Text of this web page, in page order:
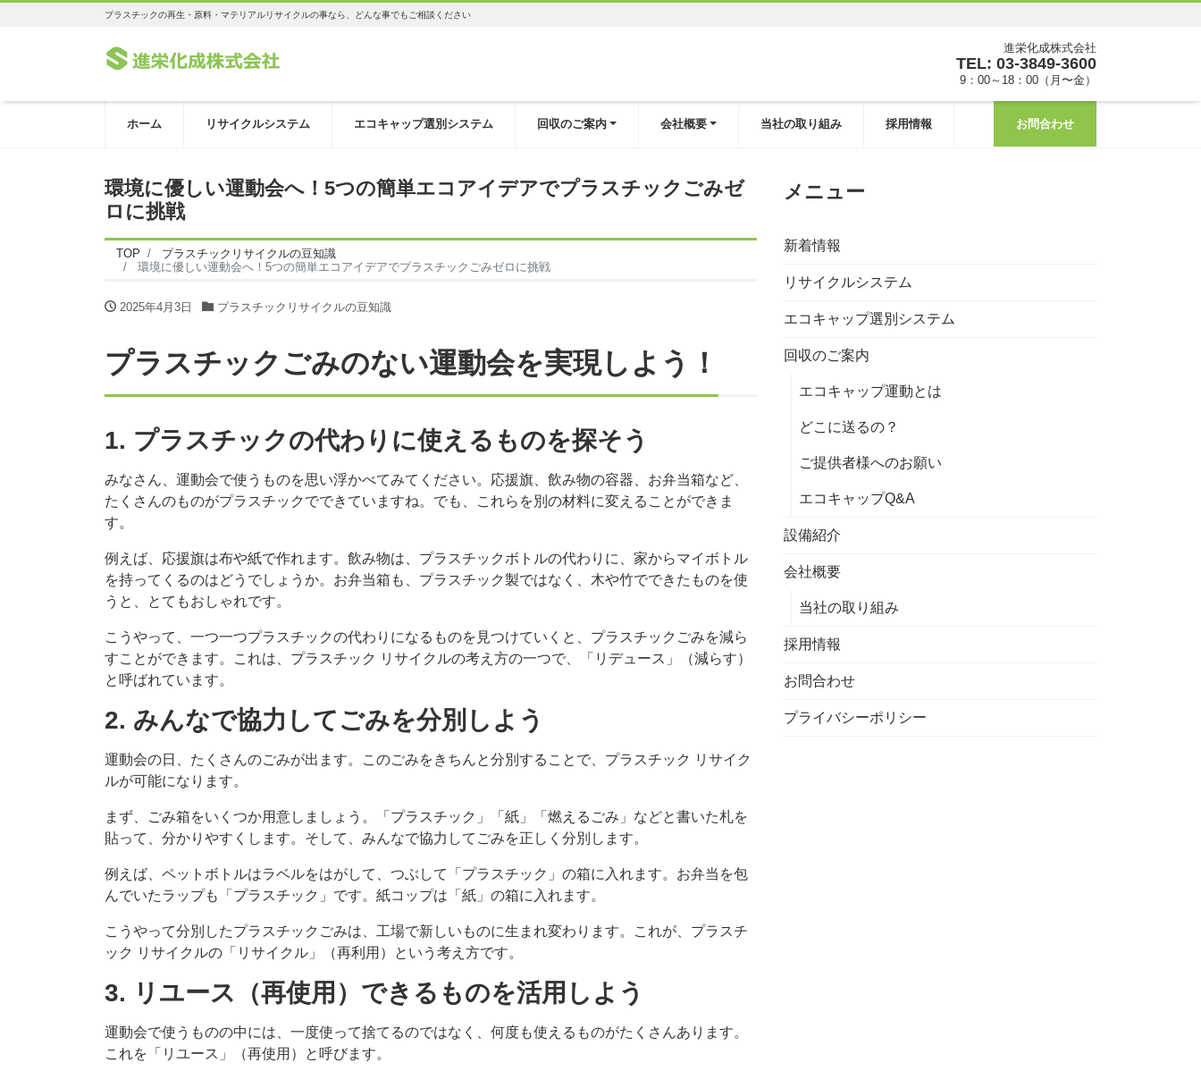
プラスチックの再生・原料・マテリアルリサイクルの事なら、どんな事でもご相談ください
進栄化成株式会社
TEL: 03-3849-3600
9：00～18：00（月〜金）
ホーム リサイクルシステム エコキャップ選別システム 回収のご案内 会社概要 当社の取り組み 採用情報 お問合わせ
環境に優しい運動会へ！5つの簡単エコアイデアでプラスチックごみゼ
ロに挑戦
TOP
プラスチックリサイクルの豆知識
環境に優しい運動会へ！5つの簡単エコアイデアでプラスチックごみゼロに挑戦
2025年4月3日 プラスチックリサイクルの豆知識
プラスチックごみのない運動会を実現しよう！
1. プラスチックの代わりに使えるものを探そう
みなさん、運動会で使うものを思い浮かべてみてください。応援旗、飲み物の容器、お弁当箱など、
たくさんのものがプラスチックでできていますね。でも、これらを別の材料に変えることができま
す。
例えば、応援旗は布や紙で作れます。飲み物は、プラスチックボトルの代わりに、家からマイボトル
を持ってくるのはどうでしょうか。お弁当箱も、プラスチック製ではなく、木や竹でできたものを使
うと、とてもおしゃれです。
こうやって、一つ一つプラスチックの代わりになるものを見つけていくと、プラスチックごみを減ら
すことができます。これは、プラスチック リサイクルの考え方の一つで、「リデュース」（減らす）
と呼ばれています。
2. みんなで協力してごみを分別しよう
運動会の日、たくさんのごみが出ます。このごみをきちんと分別することで、プラスチック リサイク
ルが可能になります。
まず、ごみ箱をいくつか用意しましょう。「プラスチック」「紙」「燃えるごみ」などと書いた札を
貼って、分かりやすくします。そして、みんなで協力してごみを正しく分別します。
例えば、ペットボトルはラベルをはがして、つぶして「プラスチック」の箱に入れます。お弁当を包
んでいたラップも「プラスチック」です。紙コップは「紙」の箱に入れます。
こうやって分別したプラスチックごみは、工場で新しいものに生まれ変わります。これが、プラスチ
ック リサイクルの「リサイクル」（再利用）という考え方です。
3. リユース（再使用）できるものを活用しよう
運動会で使うものの中には、一度使って捨てるのではなく、何度も使えるものがたくさんあります。
これを「リユース」（再使用）と呼びます。
メニュー
新着情報
リサイクルシステム
エコキャップ選別システム
回収のご案内
エコキャップ運動とは
どこに送るの？
ご提供者様へのお願い
エコキャップQ&A
設備紹介
会社概要
当社の取り組み
採用情報
お問合わせ
プライバシーポリシー